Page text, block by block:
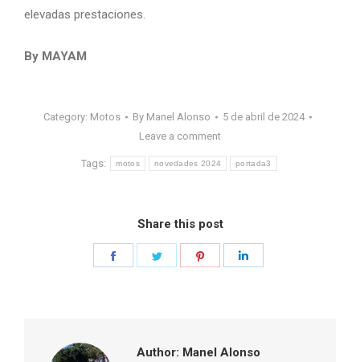
elevadas prestaciones.
By MAYAM
Category: Motos By Manel Alonso
5 de abril de 2024
Leave a comment
Tags: motos novedades 2024 portada3
Share this post
Author: Manel Alonso